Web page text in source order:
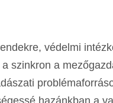
védelmi
szinkron a
hazánkban a